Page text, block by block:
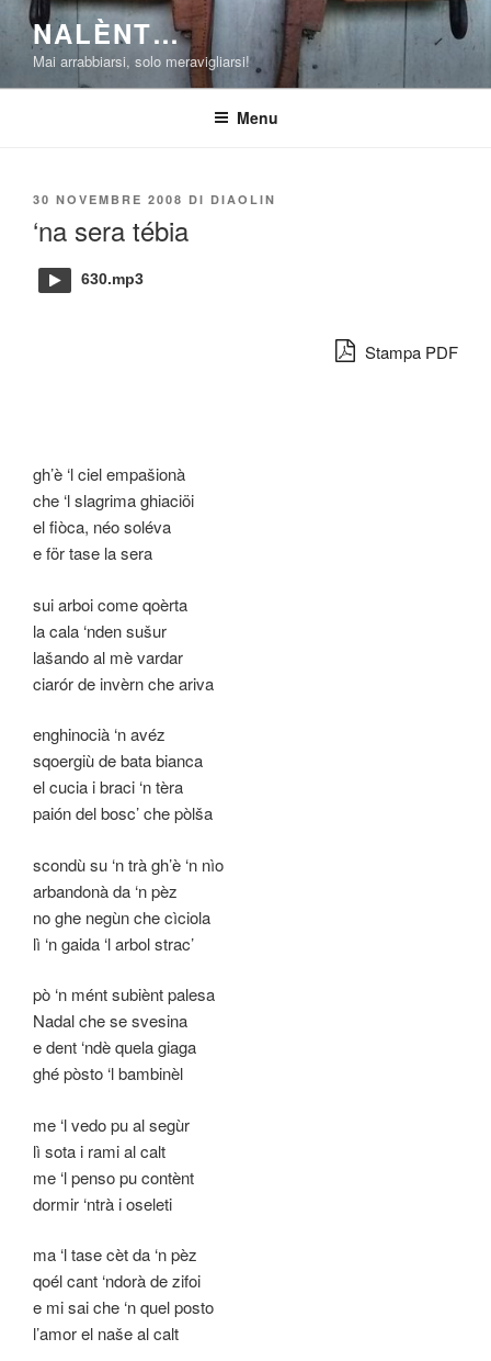
Salta
contenuto
NALÈNT…
Mai arrabbiarsi, solo meravigliarsi!
Menu
PUBBLICATO
30 NOVEMBRE 2008 DI DIAOLIN
‘na sera tébia
630.mp3
Stampa PDF
gh’è ‘l ciel empašionà
che ‘l slagrima ghiaciöi
el fiòca, néo soléva
e för tase la sera
sui arboi come qoèrta
la cala ‘nden sušur
lašando al mè vardar
ciarór de invèrn che ariva
enghinocià ‘n avéz
sqoergiù de bata bianca
el cucia i braci ‘n tèra
paión del bosc’ che pòlša
scondù su ‘n trà gh’è ‘n nìo
arbandonà da ‘n pèz
no ghe negùn che cìciola
lì ‘n gaida ‘l arbol strac’
pò ‘n mént subiènt palesa
Nadal che se svesina
e dent ‘ndè quela giaga
ghé pòsto ‘l bambinèl
me ‘l vedo pu al segùr
lì sota i rami al calt
me ‘l penso pu contènt
dormir ‘ntrà i oseleti
ma ‘l tase cèt da ‘n pèz
qoél cant ‘ndorà de zifoi
e mi sai che ‘n quel posto
l’amor el naše al calt